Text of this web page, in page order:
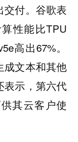
交付。谷歌表
性能比TPU
高出67%。
成文本和其他
表示，第六代
其云客户使